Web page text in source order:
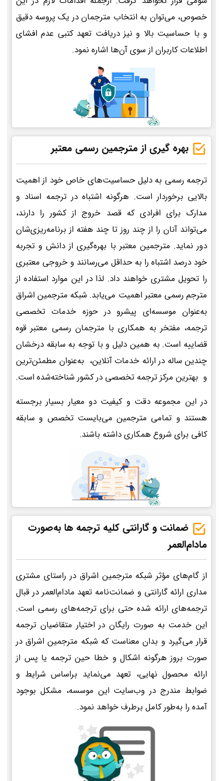
خصوص، می‌توان به انتخاب مترجمان در یک پروسه دقیق
و با حساسیت بالا و نیز دریافت تعهد کتبی عدم افشای
اطلاعات کاربران از سوی آن‌ها اشاره نمود.
بهره گیری از مترجمین رسمی معتبر
ترجمه رسمی به دلیل حساسیت‌های خاص خود از اهمیت
بالایی برخوردار است. هرگونه اشتباه در ترجمه اسناد و
مدارک برای افرادی که قصد خروج از کشور را دارند،
می‌تواند آنان را از چند روز تا چند هفته از برنامه‌ریزی‌شان
دور نماید. مترجمین معتبر با بهره‌گیری از دانش و تجربه
خود درصد اشتباه را به حداقل می‌رسانند و خروجی معتبری
را تحویل مشتری خواهند داد. لذا در این موارد استفاده از
مترجم رسمی معتبر اهمیت می‌یابد. شبکه مترجمین اشراق
به‌عنوان موسسه‌ای پیشرو در حوزه خدمات تخصصی
ترجمه، مفتخر به همکاری با مترجمان رسمی معتبر قوه
قضاییه است. به همین دلیل و با توجه به سابقه درخشان
چندین ساله در ارائه خدمات آنلاین، به‌عنوان مطمئن‌ترین
و بهترین مرکز ترجمه تخصصی در کشور شناخته‌شده است.
در این مجموعه دقت و کیفیت دو معیار بسیار برجسته
هستند و تمامی مترجمین می‌بایست تخصص و سابقه
کافی برای شروع همکاری داشته باشند.
ضمانت و گارانتی کلیه ترجمه ها به‌صورت
مادام‌العمر
از گام‌های مؤثر شبکه مترجمین اشراق در راستای مشتری
مداری ارائه گارانتی و ضمانت‌نامه تعهد مادام‌العمر در قبال
ترجمه‌های ارائه شده حتی برای ترجمه‌های رسمی است.
این خدمت به صورت رایگان در اختیار متقاضیان ترجمه
قرار می‌گیرد و بدان معناست که شبکه مترجمین اشراق در
صورت بروز هرگونه اشکال و خطا حین ترجمه یا پس از
ارائه محصول نهایی، تعهد می‌نماید براساس شرایط و
ضوابط مندرج در وب‌سایت این موسسه، مشکل بوجود
آمده را به‌طور کامل برطرف خواهد نمود.